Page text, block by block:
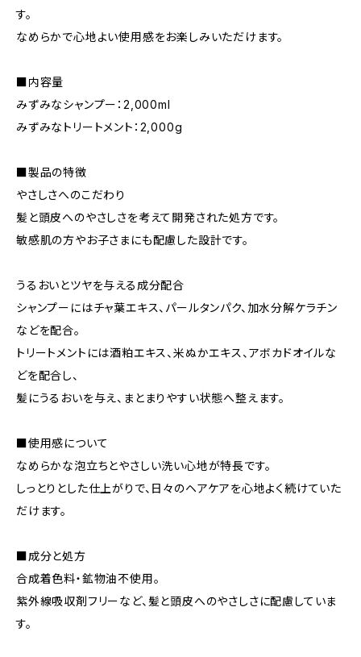
す。
なめらかで心地よい使用感をお楽しみいただけます。
■内容量
みずみなシャンプー：2,000ml
みずみなトリートメント：2,000g
■製品の特徴
やさしさへのこだわり
髪と頭皮へのやさしさを考えて開発された処方です。
敏感肌の方やお子さまにも配慮した設計です。
うるおいとツヤを与える成分配合
シャンプーにはチャ葉エキス、パールタンパク、加水分解ケラチン
などを配合。
トリートメントには酒粕エキス、米ぬかエキス、アボカドオイルな
どを配合し、
髪にうるおいを与え、まとまりやすい状態へ整えます。
■使用感について
なめらかな泡立ちとやさしい洗い心地が特長です。
しっとりとした仕上がりで、日々のヘアケアを心地よく続けていた
だけます。
■成分と処方
合成着色料・鉱物油不使用。
紫外線吸収剤フリーなど、髪と頭皮へのやさしさに配慮していま
す。